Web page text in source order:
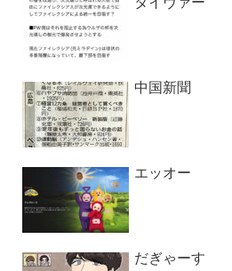
中国新聞
エッオー
だぎゃーす